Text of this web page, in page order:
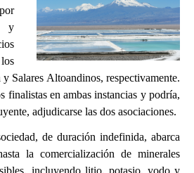
y
Salares Altoandinos, respectivamente.
finalistas en ambas instancias y podría,
adjudicarse las dos asociaciones.
de duración indefinida, abarca
la comercialización de minerales
incluyendo litio, potasio, yodo y